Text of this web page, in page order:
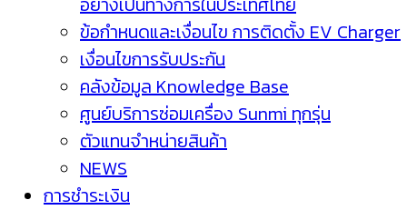
ข้อกำหนดและเงื่อนไข การติดตั้ง EV Charger
เงื่อนไขการรับประกัน
คลังข้อมูล Knowledge Base
ศูนย์บริการซ่อมเครื่อง Sunmi ทุกรุ่น
ตัวแทนจำหน่ายสินค้า
NEWS
การชำระเงิน